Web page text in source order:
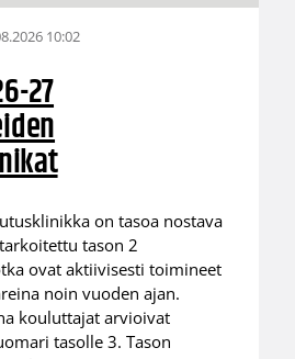
10:02
27
on tasoa nostava
tason 2
ovat aktiivisesti toimineet
noin vuoden ajan.
kouluttajat arvioivat
tasolle 3. Tason